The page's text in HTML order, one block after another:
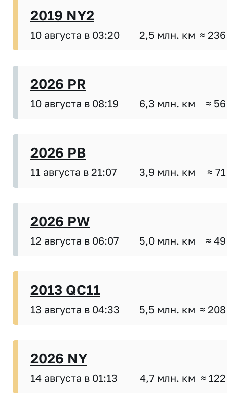
2019 NY2
10 августа в 03:20 2,5 млн. км ≈
2026 PR
10 августа в 08:19 6,3 млн. км ≈
2026 PB
11 августа в 21:07 3,9 млн. км ≈
2026 PW
12 августа в 06:07 5,0 млн. км ≈
2013 QC11
13 августа в 04:33 5,5 млн. км ≈
2026 NY
14 августа в 01:13 4,7 млн. км ≈